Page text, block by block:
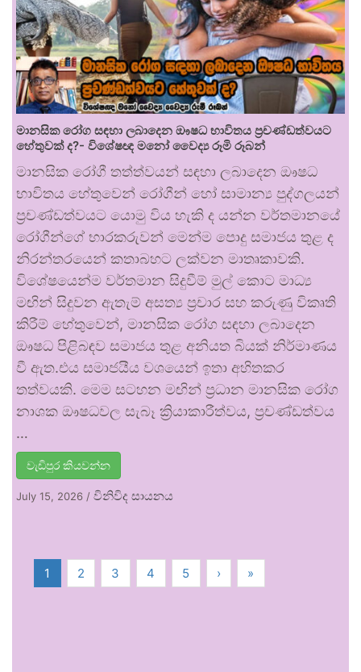
මානසික රෝග සඳහා ලබාදෙන ඖෂධ භාවිතය ප්‍රචණ්ඩත්වයට
හේතුවක් ද?- විශේෂඥ මනෝ වෛද්‍ය රූමි රූබන්
මානසික රෝගී තත්ත්වයන් සඳහා ලබාදෙන ඖෂධ
භාවිතය හේතුවෙන් රෝගීන් හෝ සාමාන්‍ය පුද්ගලයන්
ප්‍රචණ්ඩත්වයට යොමු විය හැකි ද යන්න වර්තමානයේ
රෝගීන්ගේ භාරකරුවන් මෙන්ම පොදු සමාජය තුළ ද
නිරන්තරයෙන් කතාබහට ලක්වන මාතෘකාවකි.
විශේෂයෙන්ම වර්තමාන සිදුවීම් මුල් කොට මාධ්‍ය
මඟින් සිදුවන ඇතැම් අසත්‍ය ප්‍රචාර සහ කරුණු විකෘති
කිරීම් හේතුවෙන්, මානසික රෝග සඳහා ලබාදෙන
ඖෂධ පිළිබඳව සමාජය තුළ අනියත බියක් නිර්මාණය
වී ඇත.එය සමාජයීය වශයෙන් ඉතා අහිතකර
තත්වයකි. මෙම සටහන මඟින් ප්‍රධාන මානසික රෝග
නාශක ඖෂධවල සැබෑ ක්‍රියාකාරීත්වය, ප්‍රචණ්ඩත්වය
…
වැඩිපුර කියවන්න
July 15, 2026 / විනිවිද සායනය
1 2 3 4 5 › »